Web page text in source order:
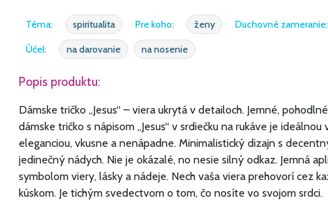
Téma: spiritualita Pre koho: ženy Duchovné zameranie:
Účel:
na darovanie na nosenie
Popis produktu:
Dámske tričko „Jesus“ – viera ukrytá v detailoch. Jemné,
dámske tričko s nápisom „Jesus“ v srdiečku na rukáve je
eleganciou, vkusne a nenápadne. Minimalistický dizajn s
jedinečný nádych. Nie je okázalé, no nesie silný odkaz. Jemná
symbolom viery, lásky a nádeje. Nech vaša viera prehovorí cez
kúskom. Je tichým svedectvom o tom, čo nosíte vo svojom srdci.